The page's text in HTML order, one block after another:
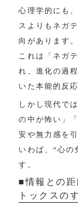
心理学的にも
スよりもネガ
向があります。
これは「ネガ
れ、進化の過
いた本能的反応
しかし現代で
の中が怖い」
安や無力感を
いわば、“心の
す。
■情報との
トックスの